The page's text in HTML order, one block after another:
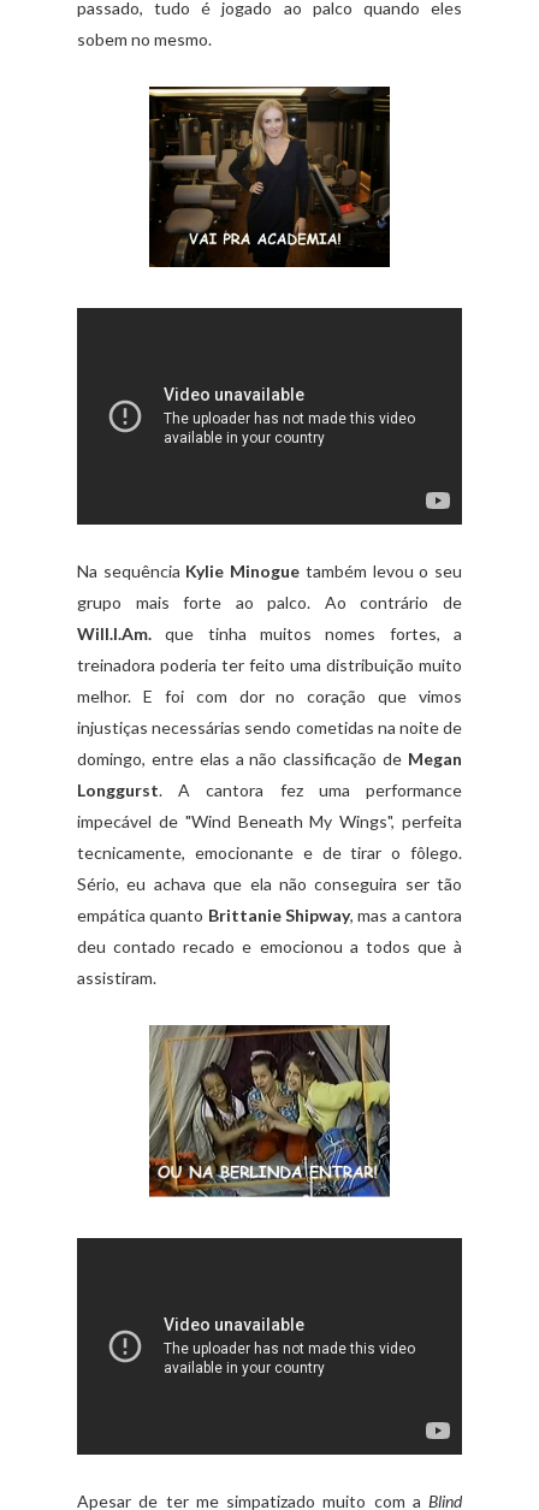
passado, tudo é jogado ao palco quando eles
sobem no mesmo.
Na sequência Kylie Minogue também levou o seu
grupo mais forte ao palco. Ao contrário de
Will.I.Am.que tinha muitos nomes fortes, a
treinadora poderia ter feito uma distribuição muito
melhor. E foi com dor no coração que vimos
injustiças necessárias sendo cometidas na noite de
domingo, entre elas a não classificação de Megan
Longgurst. A cantora fez uma performance
impecável de "Wind Beneath My Wings", perfeita
tecnicamente, emocionante e de tirar o fôlego.
Sério, eu achava que ela não conseguira ser tão
empática quanto Brittanie Shipway, mas a cantora
deu contado recado e emocionou a todos que à
assistiram.
Apesar de ter me simpatizado muito com a Blind